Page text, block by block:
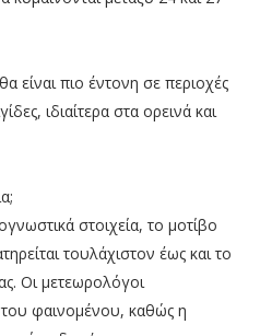
είναι πιο έντονη σε περιοχές
ιδιαίτερα στα ορεινά και
στοιχεία, το μοτίβο
τουλάχιστον έως και το
Οι μετεωρολόγοι
φαινομένου, καθώς η